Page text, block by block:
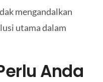
mengandalkan
utama dalam
Anda